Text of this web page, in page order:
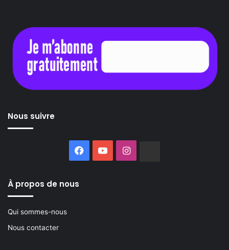
Nous suivre
Facebook
YouTubeInstagram
À propos de nous
Qui sommes-nous
Nous contacter